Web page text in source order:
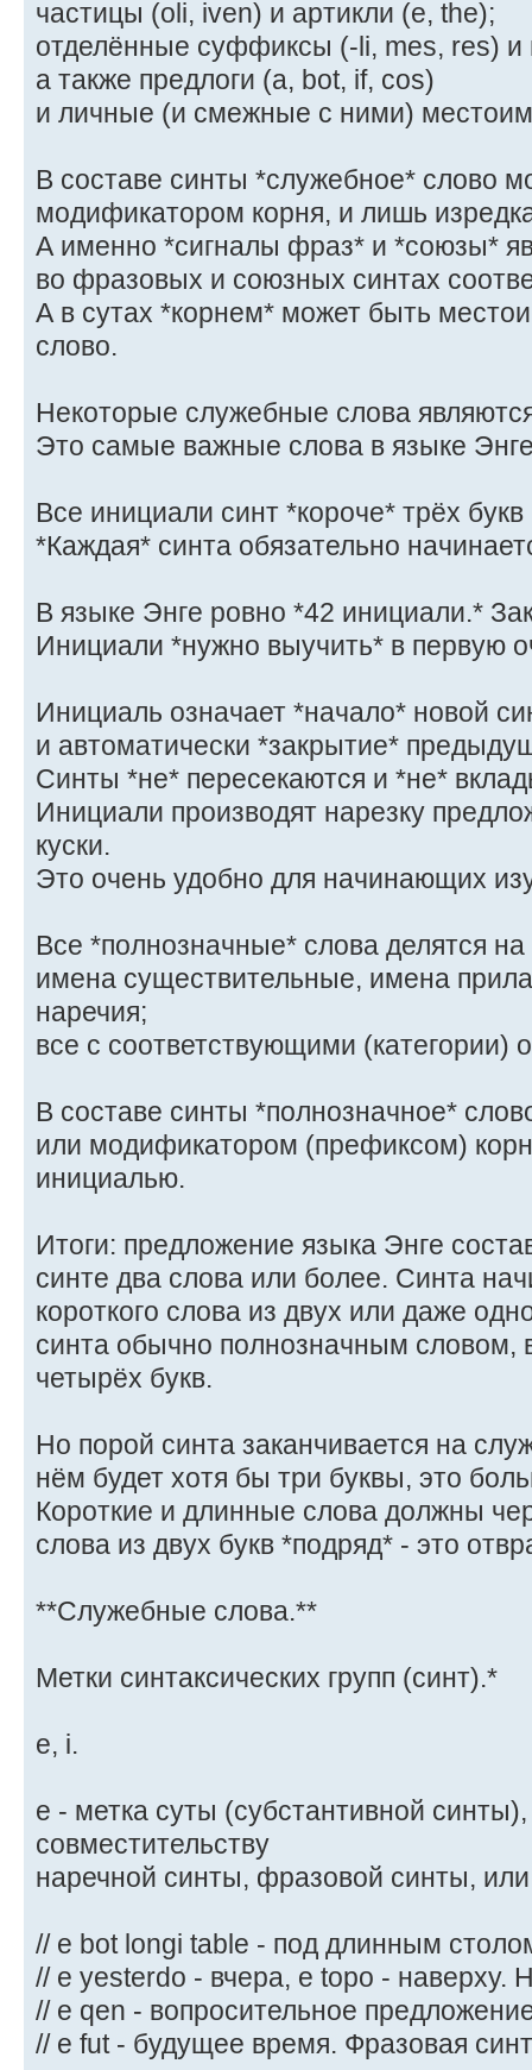
частицы (oli, iven) и артикли (e, the);
отделённые суффиксы (-li, mes, res)
а также предлоги (a, bot, if, cos)
и личные (и смежные с ними)
В составе синты *служебное* слово
модификатором корня, и лишь
А именно *сигналы фраз* и *союзы*
во фразовых и союзных синтах
А в сутах *корнем* может быть
слово.
Некоторые служебные слова
Это самые важные слова в языке
Все инициали синт *короче* трёх
*Каждая* синта обязательно
В языке Энге ровно *42 инициали.*
Инициали *нужно выучить* в первую
Инициаль означает *начало* новой
и автоматически *закрытие*
Синты *не* пересекаются и *не*
Инициали производят нарезку
куски.
Это очень удобно для начинающих
Все *полнозначные* слова делятся на
имена существительные, имена
наречия;
все с соответствующими (категории)
В составе синты *полнозначное*
или модификатором (префиксом)
инициалью.
Итоги: предложение языка Энге
синте два слова или более. Синта
короткого слова из двух или даже
синта обычно полнозначным словом,
четырёх букв.
Но порой синта заканчивается на
нём будет хотя бы три буквы, это
Короткие и длинные слова должны
слова из двух букв *подряд* - это
**Служебные слова.**
Метки синтаксических групп (синт).*
e, i.
e - метка суты (субстантивной
совместительству
наречной синты, фразовой синты,
// e bot longi table - под длинным
// e yesterdo - вчера, e topo - наверху.
// е qen - вопросительное
// e fut - будущее время. Фразовая